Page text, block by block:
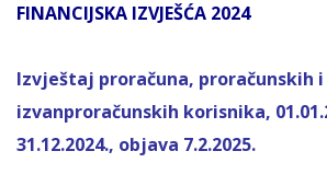
FINANCIJSKA IZVJEŠĆA 2024
Izvještaj proračuna, proračunskih i
izvanproračunskih korisnika,
31.12.2024., objava 7.2.2025.